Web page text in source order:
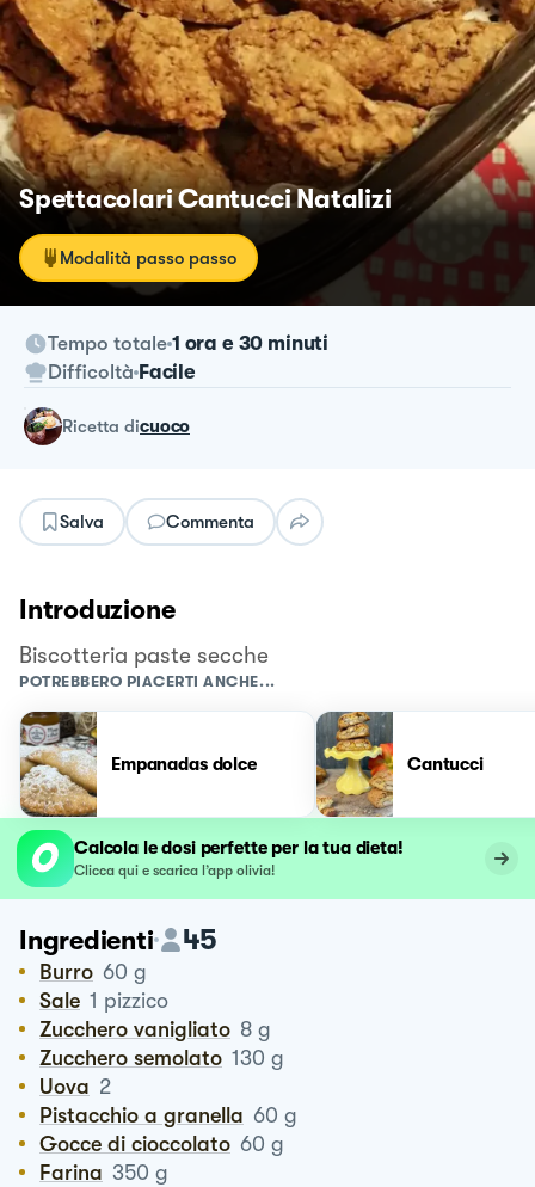
Spettacolari Cantucci Natalizi
Modalità passo passo
Tempo totale 1 ora e 30 minuti
Difficoltà Facile
ricetta dicuoco
Salva Commenta
Introduzione
Biscotteria paste secche
POTREBBERO PIACERTI ANCHE...
Empanadas dolce Cantucci
Calcola le dosi perfette per la tua dieta!
Clicca qui e scarica l’app olivia!
Ingredienti 45
Burro 60 g
Sale 1 pizzico
Zucchero vanigliato 8 g
Zucchero semolato 130 g
Uova 2
Pistacchio a granella 60 g
Gocce di cioccolato 60 g
Farina 350 g